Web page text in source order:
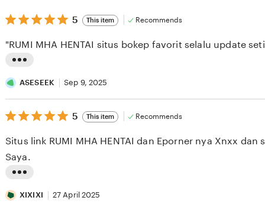
5
out
5
stars
5 This item Recommends
i
s
t
n
g
e
"RUMI MHA HENTAI situs bokep favorit selalu update
ASESEEK Sep 9, 2025
5
out
5
stars
5 This item Recommends
i
Situs link RUMI MHA HENTAI dan Eporner nya Xnxx dan
Saya.
XIXIXI 27 April 2025